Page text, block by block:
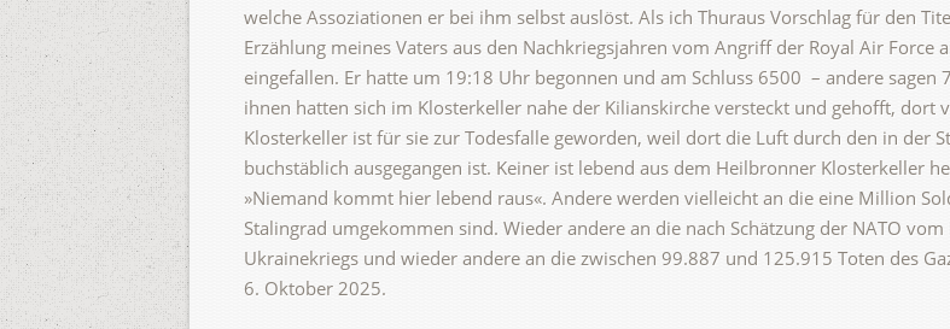
welche Assoziationen er bei ihm selbst auslöst. Als ich Thuraus Vorschlag für den
Erzählung meines Vaters aus den Nachkriegsjahren vom Angriff der Royal Air Force
eingefallen. Er hatte um 19:18 Uhr begonnen und am Schluss 6500 – andere sagen
ihnen hatten sich im Klosterkeller nahe der Kilianskirche versteckt und gehofft, dort
Klosterkeller ist für sie zur Todesfalle geworden, weil dort die Luft durch den in der
buchstäblich ausgegangen ist. Keiner ist lebend aus dem Heilbronner Klosterkeller
»Niemand kommt hier lebend raus«. Andere werden vielleicht an die eine Million
Stalingrad umgekommen sind. Wieder andere an die nach Schätzung der NATO
Ukrainekriegs und wieder andere an die zwischen 99.887 und 125.915 Toten des
6. Oktober 2025.